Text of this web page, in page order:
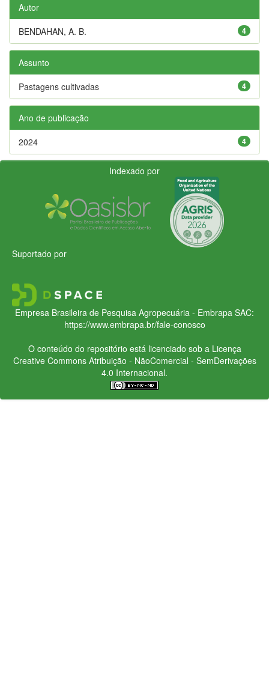
Autor
4
BENDAHAN, A. B.
Assunto
4
Pastagens cultivadas
Ano de publicação
4
2024
Indexado por
Suportado por
Empresa Brasileira de Pesquisa Agropecuária - Embrapa SAC:
https://www.embrapa.br/fale-conosco
O conteúdo do repositório está licenciado sob a Licença
Creative CommonsAtribuição - NãoComercial - SemDerivações
4.0 Internacional.